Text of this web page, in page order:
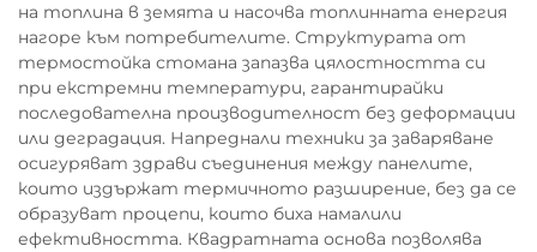
на топлина в земята и насочва топлинната енергия
нагоре към потребителите. Структурата от
термостойка стомана запазва цялостността си
при екстремни температури, гарантирайки
последователна производителност без деформации
или деградация. Напреднали техники за заваряване
осигуряват здрави съединения между панелите,
които издържат термичното разширение, без да се
образуват процепи, които биха намалили
ефективността. Квадратната основа позволява